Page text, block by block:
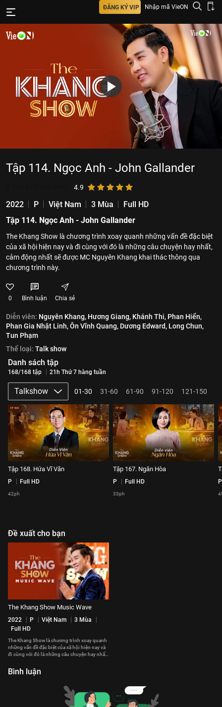
ĐĂNG KÝ VIP Nhập mã VieON
Tập 114. Ngọc Anh - John Gallander
4.9
2022 P Việt Nam 3 Mùa
Full HD
Tập 114. Ngọc Anh - John Gallander
The Khang Show là chương trình xoay quanh những vấn đề đặc biệt
của xã hội hiện nay và đi cùng với đó là những câu chuyện hay nhất,
cảm động nhất sẽ được MC Nguyên Khang khai thác thông qua
chương trình này.
0 Bình luận Chia sẻ
Diễn viên: Nguyên Khang, Hương Giang, Khánh Thi, Phan Hiển,
Phan Gia Nhật Linh,Ôn Vĩnh Quang, Dương Edward, Long Chun,
Tun Phạm
Thể loại: Talk show
Danh sách tập
168/168 tập 21h Thứ 7 hàng tuần
Talkshow 01-30 31-60 61-90 91-120 121-150
Tập 168. Hứa Vĩ Văn
P Full HD
42ph
Tập 167. Ngân Hòa
P Full HD
33ph
P
Đề xuất cho bạn
The Khang Show Music Wave
2022 P Việt Nam
3 Mùa
Full HD
The Khang Show là chương trình xoay quanh
những vấn đề đặc biệt của xã hội hiện nay và
đi cùng với đó là những câu chuyện hay nhất,
khai thác thông qua chương trình này.
Bình luận